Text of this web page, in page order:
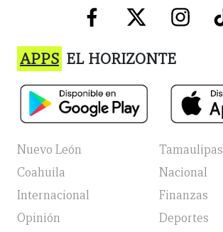
APPS EL HORIZONTE
Nuevo León
Tamaulipas
Coahuila
Nacional
Internacional
Finanzas
Opinión
Deportes